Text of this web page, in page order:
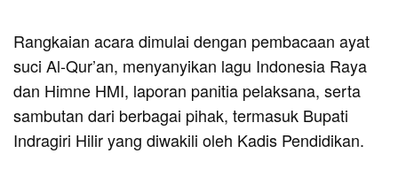
Rangkaian acara dimulai dengan pembacaan ayat
suci Al-Qur’an, menyanyikan lagu Indonesia Raya
dan Himne HMI, laporan panitia pelaksana, serta
sambutan dari berbagai pihak, termasuk Bupati
Indragiri Hilir yang diwakili oleh Kadis Pendidikan.